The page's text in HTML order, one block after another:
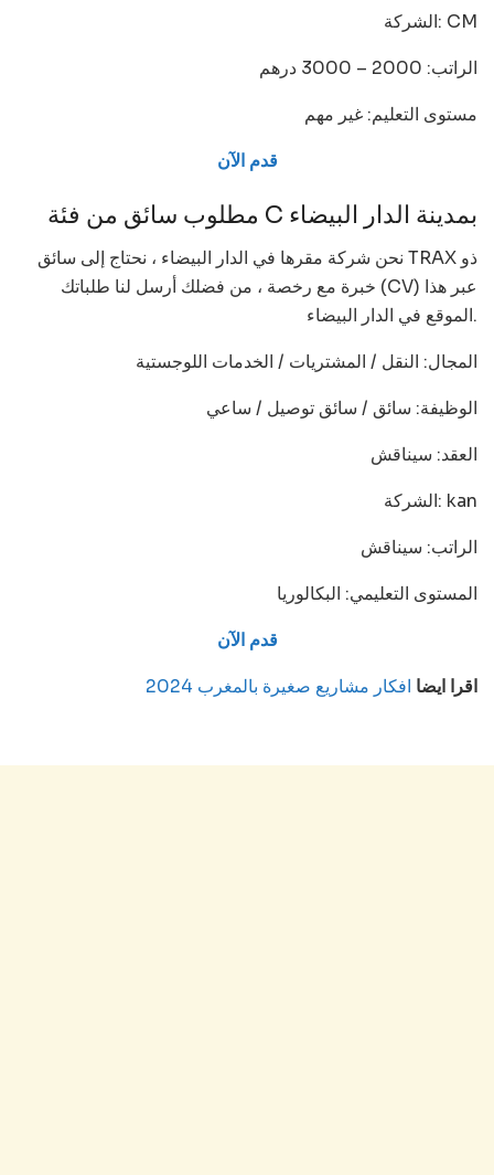
الشركة: CM
الراتب: 2000 – 3000 درهم
مستوى التعليم: غير مهم
قدم الآن
مطلوب سائق من فئة C بمدينة الدار البيضاء
نحن شركة مقرها في الدار البيضاء ، نحتاج إلى سائق TRAX ذو
خبرة مع رخصة ، من فضلك أرسل لنا طلباتك (CV) عبر هذا
الموقع في الدار البيضاء.
المجال: النقل / المشتريات / الخدمات اللوجستية
الوظيفة: سائق / سائق توصيل / ساعي
العقد: سيناقش
الشركة: kan
الراتب: سيناقش
المستوى التعليمي: البكالوريا
قدم الآن
اقرا ايضا افكار مشاريع صغيرة بالمغرب 2024